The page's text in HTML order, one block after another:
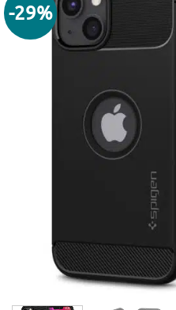
-29%